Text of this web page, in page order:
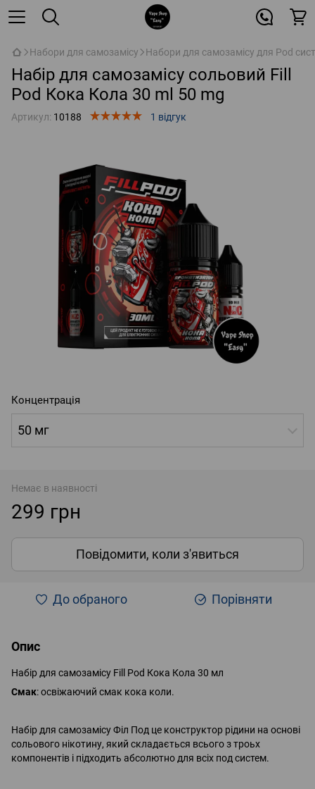
Набори для самозамісу Набори для самозамісу для Pod
Набір для самозамісу сольовий Fill
Pod Кока Кола 30 ml 50 mg
Артикул: 10188 1 відгук
Концентрація
50 мг
Немає в наявності
299 грн
Повідомити, коли з'явиться
До обраного Порівняти
Опис
Набір для самозамісу Fill Pod Кока Кола 30 мл
Смак: освіжаючий смак кока коли.
Набір для самозамісу Філ Под це конструктор рідини на основі
сольового нікотину, який складається всього з троьх
компонентів і підходить абсолютно для всіх под систем.